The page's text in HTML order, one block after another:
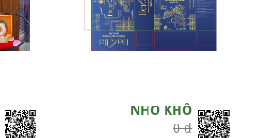
NHO KHÔ
0 đ